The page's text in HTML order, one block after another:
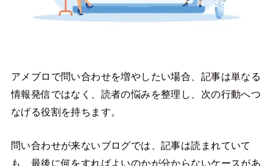
アメブロで問い合わせを増やしたい場合、記事は単なる
情報発信ではなく、読者の悩みを整理し、次の行動へつ
なげる役割を持ちます。
問い合わせが来ないブログでは、記事は読まれていて
も、最後に何をすればよいのかが分からないケースがあ